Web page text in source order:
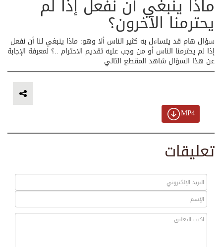
ماذا ينبغي أن نفعل إذا لم
يحترمنا الآخرون؟
سؤال هام قد يتساءل به كثير الناس ألا وهو: ماذا ينبغي لنا أن نفعل
إذا لم يحترمنا الناس أو من وجب عليه تقديم الاحترام ..؟ لمعرفة الإجابة
عن هذا السؤال شاهد المقطع التالي
MP4
تعليقات